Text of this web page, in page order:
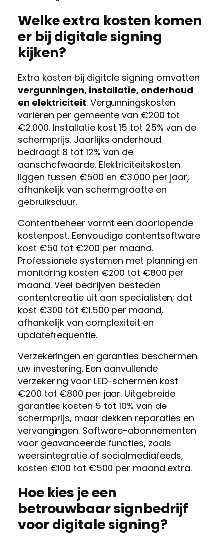
Welke extra kosten komen
er bij digitale signing
kijken?
Extra kosten bij digitale signing omvatten
vergunningen, installatie, onderhoud
en elektriciteit. Vergunningskosten
variëren per gemeente van €200 tot
€2.000. Installatie kost 15 tot 25% van de
schermprijs. Jaarlijks onderhoud
bedraagt 8 tot 12% van de
aanschafwaarde. Elektriciteitskosten
liggen tussen €500 en €3.000 per jaar,
afhankelijk van schermgrootte en
gebruiksduur.
Contentbeheer vormt een doorlopende
kostenpost. Eenvoudige contentsoftware
kost €50 tot €200 per maand.
Professionele systemen met planning en
monitoring kosten €200 tot €800 per
maand. Veel bedrijven besteden
contentcreatie uit aan specialisten; dat
kost €300 tot €1.500 per maand,
afhankelijk van complexiteit en
updatefrequentie.
Verzekeringen en garanties beschermen
uw investering. Een aanvullende
verzekering voor LED-schermen kost
€200 tot €800 per jaar. Uitgebreide
garanties kosten 5 tot 10% van de
schermprijs, maar dekken reparaties en
vervangingen. Software-abonnementen
voor geavanceerde functies, zoals
weersintegratie of socialmediafeeds,
kosten €100 tot €500 per maand extra.
Hoe kies je een
betrouwbaar signbedrijf
voor digitale signing?